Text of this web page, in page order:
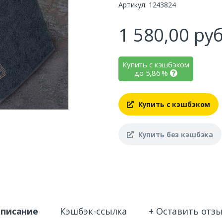
Артикул: 1243824
1 580,00
Купить с кэшбэком
до 5,86%
Купить с кэшбэком
Купить без кэшбэка
Кэшбэк-ссылка + Оставить